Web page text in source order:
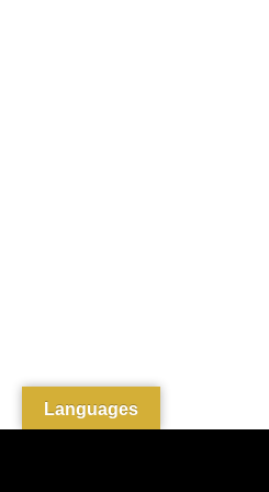
Languages